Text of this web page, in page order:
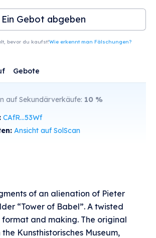
Ein Gebot abgeben
bevor du kaufst!Wie erkennt man Fälschungen?
Gebote
auf Sekundärverkäufe: 10 %
CAfR...53Wf
Ansicht auf SolScan
of an alienation of Pieter
“Tower of Babel”. A twisted
and making. The original
Kunsthistorisches Museum,